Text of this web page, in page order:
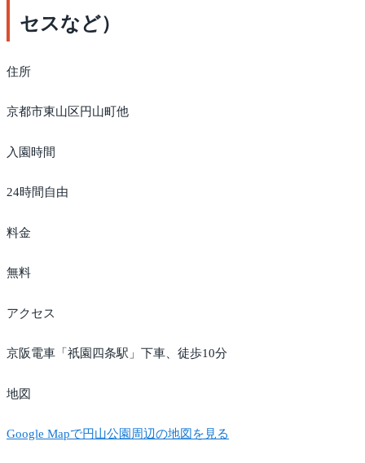
セスなど）
住所
京都市東山区円山町他
入園時間
24時間自由
料金
無料
アクセス
京阪電車「祇園四条駅」下車、徒歩10分
地図
Google Mapで円山公園周辺の地図を見る